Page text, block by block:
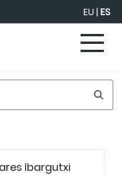
EU|ES
Ibargutxi